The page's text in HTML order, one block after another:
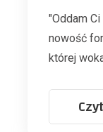
"Oddam
nowość
której